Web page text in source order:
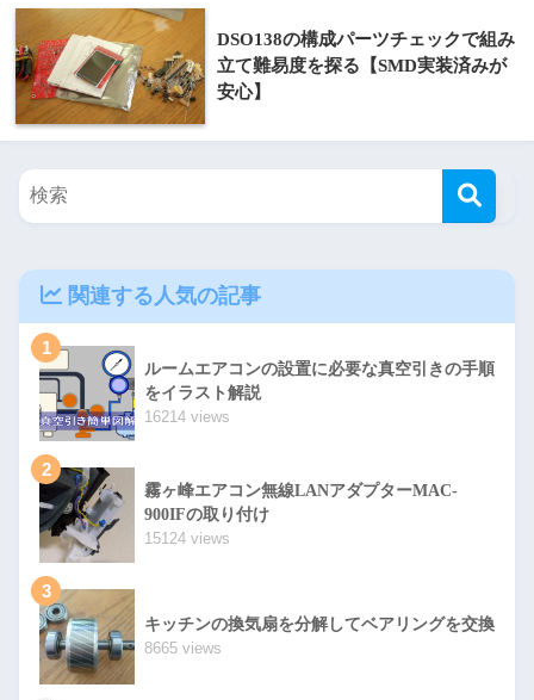
DSO138の構成パーツチェックで組み
立て難易度を探る【SMD実装済みが
安心】
関連する人気の記事
1
ルームエアコンの設置に必要な真空引きの手順
をイラスト解説
16214 views
2
霧ヶ峰エアコン無線LANアダプターMAC-
900IFの取り付け
15124 views
3
キッチンの換気扇を分解してベアリングを交換
8665 views